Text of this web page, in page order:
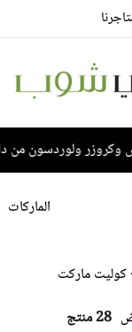
ولوردسون من دار
الماركات
كوليت ماركت
28 منتج